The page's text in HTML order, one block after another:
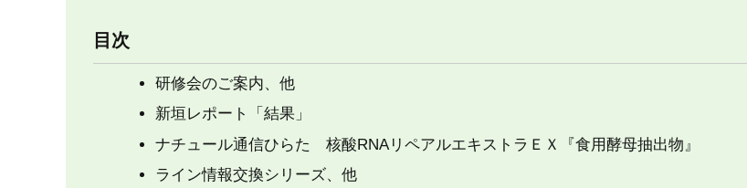
目次
研修会のご案内、他
新垣レポート「結果」
ナチュール通信ひらた 核酸RNAリペアルエキストラＥＸ『食用酵母抽出物』
ライン情報交換シリーズ、他